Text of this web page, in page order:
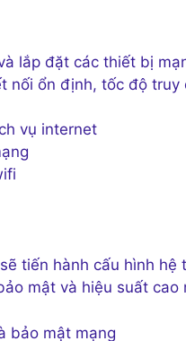
lắp đặt các thiết bị
ổn định, tốc độ truy
vụ internet
tiến hành cấu hình hệ
mật và hiệu suất cao
bảo mật mạng